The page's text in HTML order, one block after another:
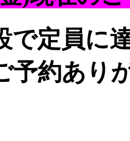
で定員に
予約あり